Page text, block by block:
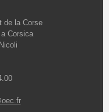
de la Corse
Corsica